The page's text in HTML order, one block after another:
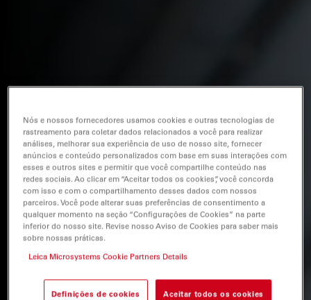
Nós e nossos fornecedores usamos cookies e outras tecnologias de
rastreamento para coletar dados relacionados a você para realizar
análises, melhorar sua experiência de uso de nosso site, fornecer
anúncios e conteúdo personalizados com base em suas interações com
esses e outros sites e permitir que você compartilhe conteúdo nas
redes sociais. Ao clicar em “Aceitar todos os cookies”, você concorda
com isso e com o compartilhamento desses dados com nossos
parceiros. Você pode alterar suas preferências de consentimento a
qualquer momento na seção “Configurações de Cookies” na parte
inferior do nosso site. Revise nosso Aviso de Cookies para saber mais
sobre nossas práticas.
Leica Microsystems Cookie Partners Details
Definições de cookies Aceitar todos os cookies